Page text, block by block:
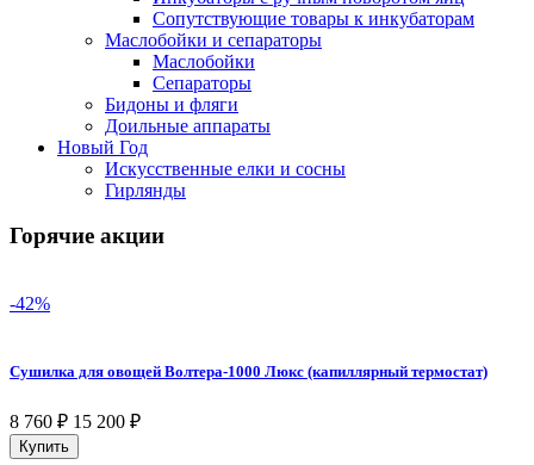
Сопутствующие товары к инкубаторам
Маслобойки и сепараторы
Маслобойки
Сепараторы
Бидоны и фляги
Доильные аппараты
Новый Год
Искусственные елки и сосны
Гирлянды
Горячие акции
-42%
Сушилка для овощей Волтера-1000 Люкс (капиллярный термостат)
8 760 ₽ 15 200 ₽
Купить